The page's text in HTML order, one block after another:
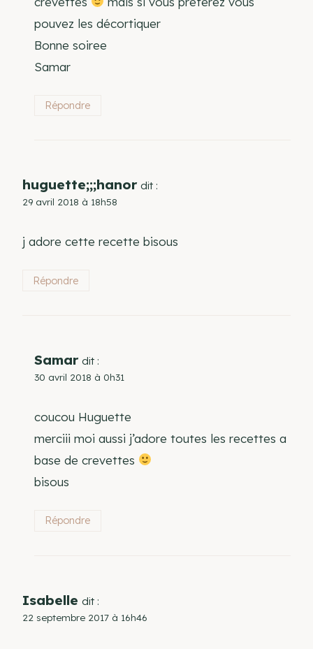
pouvez les décortiquer
Bonne soiree
Samar
Répondre
huguette;;;hanor dit :
29 avril 2018 à 18h58
j adore cette recette bisous
Répondre
Samar dit :
30 avril 2018 à 0h31
coucou Huguette
merciii moi aussi j’adore toutes les recettes a
base de crevettes
bisous
Répondre
Isabelle dit :
22 septembre 2017 à 16h46